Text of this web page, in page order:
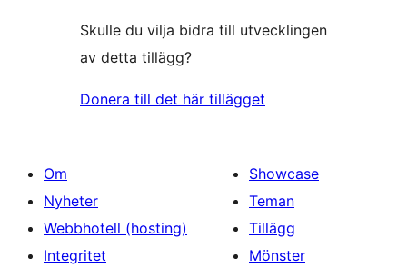
Skulle du vilja bidra till utvecklingen
av detta tillägg?
Donera till det här tillägget
Om
Nyheter
Webbhotell (hosting)
Integritet
Showcase
Teman
Tillägg
Mönster